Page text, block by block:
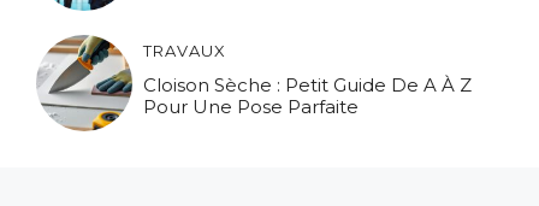
TRAVAUX
Cloison Sèche : Petit Guide De A À Z
Pour Une Pose Parfaite